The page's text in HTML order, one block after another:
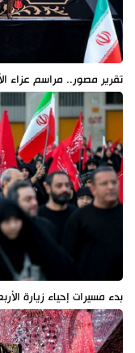
تقرير مصور.. مراسم عزاء
بدء مسيرات إحياء زيارة